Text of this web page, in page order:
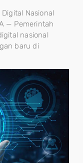
Nasional
— Pemerintah
nasional
baru di